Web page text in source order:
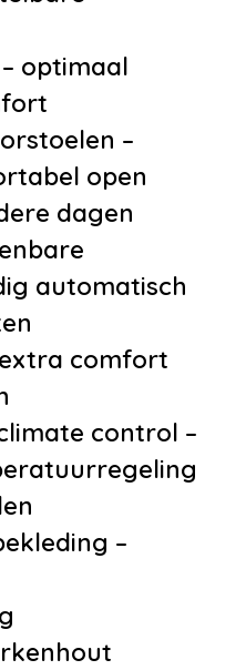
achter
voor
en achter
optimaal
–
open
dagen
automatisch
comfort
control –
–